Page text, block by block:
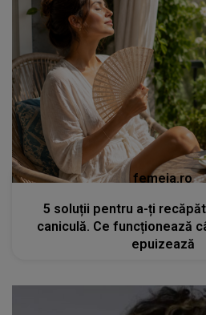
femeia.ro
5 soluții pentru a-ți
caniculă. Ce funcționează
epuizează